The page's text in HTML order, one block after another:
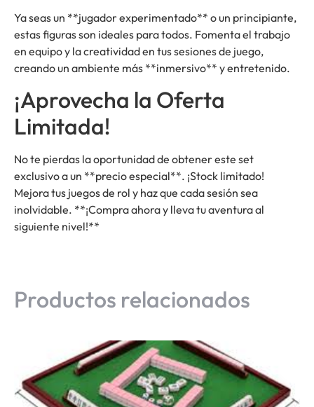
Ya seas un **jugador experimentado** o un principiante,
estas figuras son ideales para todos. Fomenta el trabajo
en equipo y la creatividad en tus sesiones de juego,
creando un ambiente más **inmersivo** y entretenido.
¡Aprovecha la Oferta
Limitada!
No te pierdas la oportunidad de obtener este set
exclusivo a un **precio especial**. ¡Stock limitado!
Mejora tus juegos de rol y haz que cada sesión sea
inolvidable. **¡Compra ahora y lleva tu aventura al
siguiente nivel!**
Productos relacionados